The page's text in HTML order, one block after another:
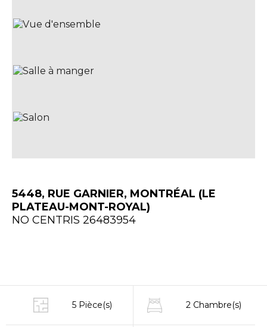
5448, RUE GARNIER, MONTRÉAL (LE
PLATEAU-MONT-ROYAL)
NO CENTRIS 26483954
5 Pièce(s) 2 Chambre(s)